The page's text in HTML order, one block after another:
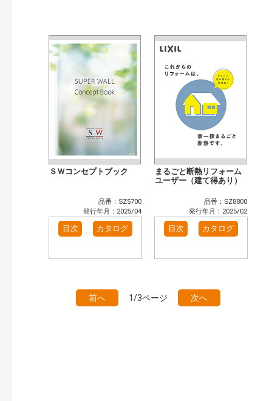
ＳＷコンセプトブック
品番：SZ5700
発行年月：2025/04
目次 カタログ
まるごと断熱リフォーム
ユーザー（建て得あり）
品番：SZ8800
発行年月：2025/02
目次 カタログ
前へ 1/3ページ 次へ